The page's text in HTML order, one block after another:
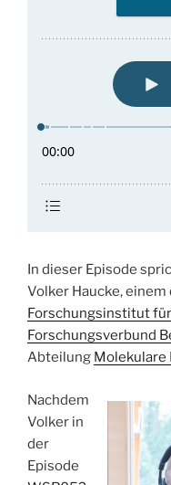
In dieser Episode
Volker Haucke,
Forschungsinstitut
Forschungsverbund
Abteilung Molekulare
Nachdem
Volker in
der
Episode